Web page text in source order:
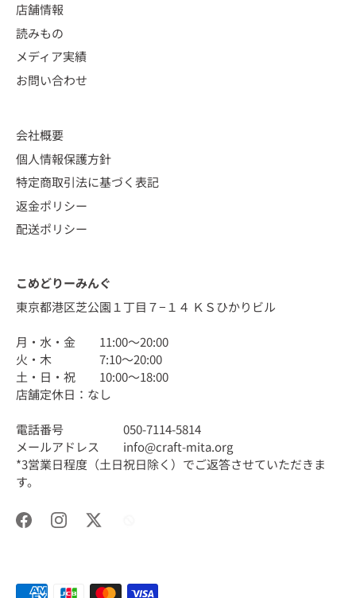
店舗情報
読みもの
メディア実績
お問い合わせ
会社概要
個人情報保護方針
特定商取引法に基づく表記
返金ポリシー
配送ポリシー
こめどりーみんぐ
東京都港区芝公園１丁目７−１４ ＫＳひかりビル
月・水・金 11:00〜20:00
火・木 7:10〜20:00
土・日・祝 10:00〜18:00
店舗定休日：なし
電話番号 050-7114-5814
メールアドレス info@craft-mita.org
*3営業日程度（土日祝日除く）でご返答させていただきま
す。